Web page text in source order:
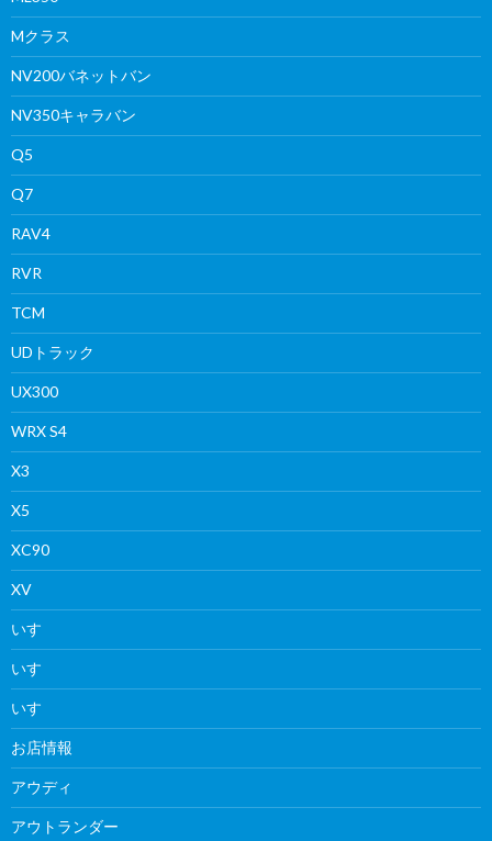
Mクラス
NV200バネットバン
NV350キャラバン
Q5
Q7
RAV4
RVR
TCM
UDトラック
UX300
WRX S4
X3
X5
XC90
XV
いすゞ
いすゞ
いすゞ
お店情報
アウディ
アウトランダー